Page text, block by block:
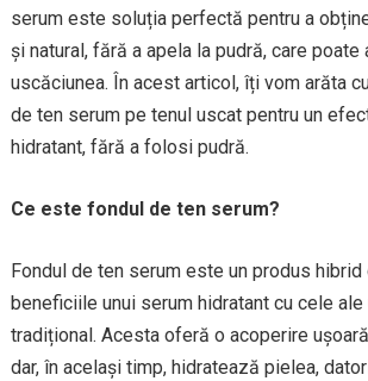
serum este soluția perfectă pentru a
și natural, fără a apela la pudră, care poate
uscăciunea. În acest articol, îți vom arăta
de ten serum pe tenul uscat pentru un
hidratant, fără a folosi pudră.
Ce este fondul de ten serum?
Fondul de ten serum este un produs hibrid
beneficiile unui serum hidratant cu cele
tradițional. Acesta oferă o acoperire
dar, în același timp, hidratează pielea,